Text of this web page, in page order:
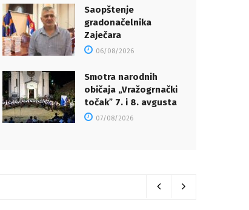
Saopštenje
gradonačelnika
Zaječara
06/08/2026
Smotra narodnih
običaja „Vražogrnački
točakˮ 7. i 8. avgusta
07/08/2026